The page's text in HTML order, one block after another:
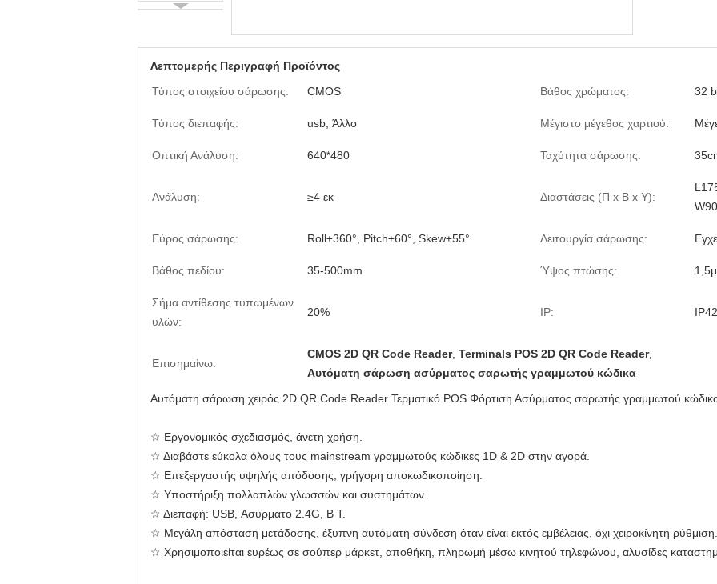
Λεπτομερής Περιγραφή Προϊόντος
Τύπος στοιχείου σάρωσης:
CMOS Βάθος χρώματος: 32
Τύπος διεπαφής: usb, Άλλο Μέγιστο μέγεθος χαρτιού:
Οπτική Ανάλυση: 640*480 Ταχύτητα σάρωσης:
Ανάλυση: ≥4 εκ Διαστάσεις (Π x Β x Υ):
Εύρος σάρωσης: Roll±360°, Pitch±60°, Skew±55° Λειτουργία σάρωσης:
Βάθος πεδίου: 35-500mm Ύψος πτώσης: 1,5μ
Σήμα αντίθεσης τυπωμένων
υλών:
20% IP: IP42
Επισημαίνω:
CMOS 2D QR Code Reader, Terminals POS 2D QR Code Reader,
Αυτόματη σάρωση ασύρματος σαρωτής γραμμωτού κώδικα
Αυτόματη σάρωση χειρός 2D QR Code Reader Τερματικό POS Φόρτιση Ασύρματος σαρωτής γραμμωτού
☆ Εργονομικός σχεδιασμός, άνετη χρήση.
☆ Διαβάστε εύκολα όλους τους mainstream γραμμωτούς κώδικες 1D & 2D στην αγορά.
☆ Επεξεργαστής υψηλής απόδοσης, γρήγορη αποκωδικοποίηση.
☆ Υποστήριξη πολλαπλών γλωσσών και συστημάτων.
☆ Διεπαφή: USB, Ασύρματο 2.4G, B T.
☆ Μεγάλη απόσταση μετάδοσης, έξυπνη αυτόματη σύνδεση όταν είναι εκτός εμβέλειας, όχι χειροκίνητη ρύθμιση.
☆ Χρησιμοποιείται ευρέως σε σούπερ μάρκετ, αποθήκη, πληρωμή μέσω κινητού τηλεφώνου, αλυσίδες